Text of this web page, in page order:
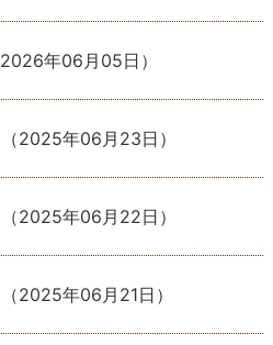
2026年06月05日 ）
（2025年06月23日 ）
（2025年06月22日 ）
（2025年06月21日 ）